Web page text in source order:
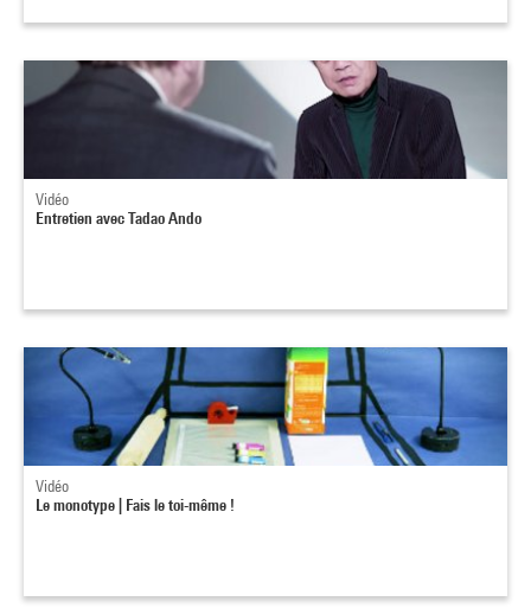
Vidéo
Entretien avec Tadao Ando
Vidéo
Le monotype | Fais le toi-même !